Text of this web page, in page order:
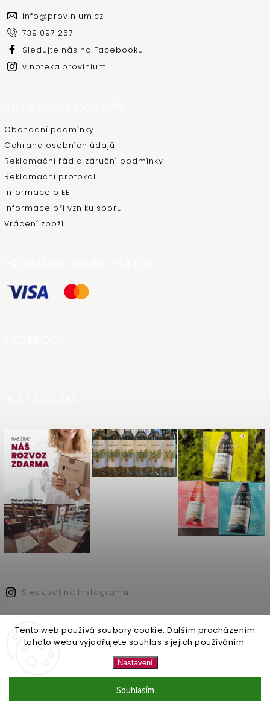
Tento web používá soubory cookie. Dalším procházením
tohoto webu vyjadřujete souhlas s jejich používáním.
Nastavení
Souhlasím
Doprava ZDARMA již od 3500 Kč
info@provinium.cz
739 097 257
Sledujte nás na Facebooku
vinoteka.provinium
Obchodní podmínky
Ochrana osobních údajů
Reklamační řád a záruční podmínky
Reklamační protokol
Informace o EET
Informace při vzniku sporu
Vrácení zboží
Sledovat na Instagramu
Copyright 2026 PROVINIUM - Vína s přívlastkem kvality
. Všechna práva
vyhrazena.